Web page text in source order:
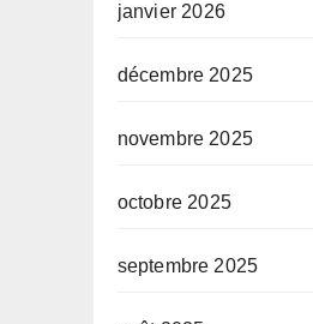
janvier 2026
décembre 2025
novembre 2025
octobre 2025
septembre 2025